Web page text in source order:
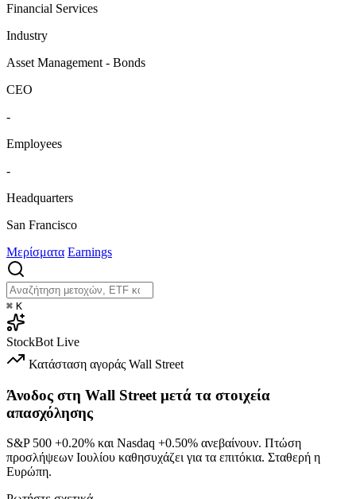
Financial Services
Industry
Asset Management - Bonds
CEO
-
Employees
-
Headquarters
San Francisco
Μερίσματα Earnings
⌘ K
StockBot Live
Κατάσταση αγοράς Wall Street
Άνοδος στη Wall Street μετά τα στοιχεία
απασχόλησης
S&P 500 +0.20% και Nasdaq +0.50% ανεβαίνουν. Πτώση
προσλήψεων Ιουλίου καθησυχάζει για τα επιτόκια. Σταθερή η
Ευρώπη.